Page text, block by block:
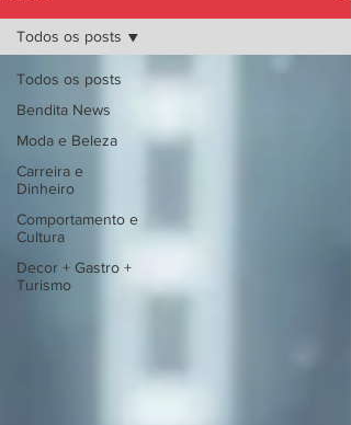
Todos os posts
Bendita News
Moda e Beleza
Carreira e
Dinheiro
Comportamento e
Cultura
Decor + Gastro +
Turismo
Todos os posts